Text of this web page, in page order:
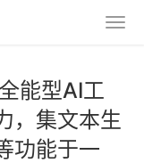
能型AI工
，集文本生
功能于一